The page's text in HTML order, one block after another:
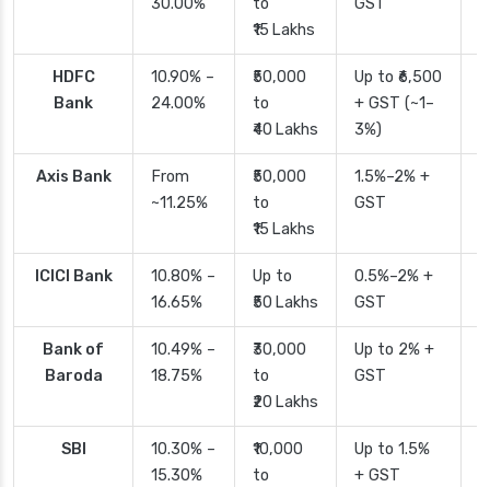
30.00%
to
₹15 Lakhs
GST
HDFC
Bank
10.90% –
24.00%
₹50,000
to
₹40 Lakhs
Up to ₹6,500
+ GST (~1–
3%)
Axis Bank
From
~11.25%
₹50,000
to
₹15 Lakhs
1.5%–2% +
GST
ICICI Bank
10.80% –
16.65%
Up to
₹50 Lakhs
0.5%–2% +
GST
Bank of
Baroda
10.49% –
18.75%
₹30,000
to
₹20 Lakhs
Up to 2% +
GST
SBI
10.30% –
15.30%
₹10,000
to
Up to 1.5%
+ GST